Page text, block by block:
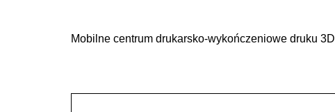
Mobilne centrum drukarsko-wykończeniowe druku 3D